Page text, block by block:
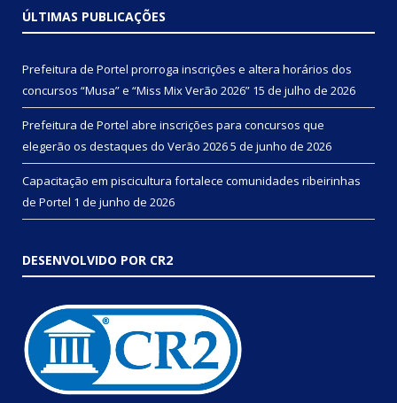
ÚLTIMAS PUBLICAÇÕES
Prefeitura de Portel prorroga inscrições e altera horários dos
concursos “Musa” e “Miss Mix Verão 2026” 15 de julho de 2026
Prefeitura de Portel abre inscrições para concursos que
elegerão os destaques do Verão 20265 de junho de 2026
Capacitação em piscicultura fortalece comunidades ribeirinhas
de Portel 1 de junho de 2026
DESENVOLVIDO POR CR2